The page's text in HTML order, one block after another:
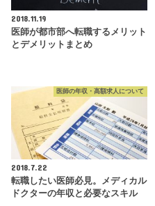
2018.11.19
医師が都市部へ転職するメリット
とデメリットまとめ
医師の年収・高額求人について
2018.7.22
転職したい医師必見。メディカル
ドクターの年収と必要なスキル